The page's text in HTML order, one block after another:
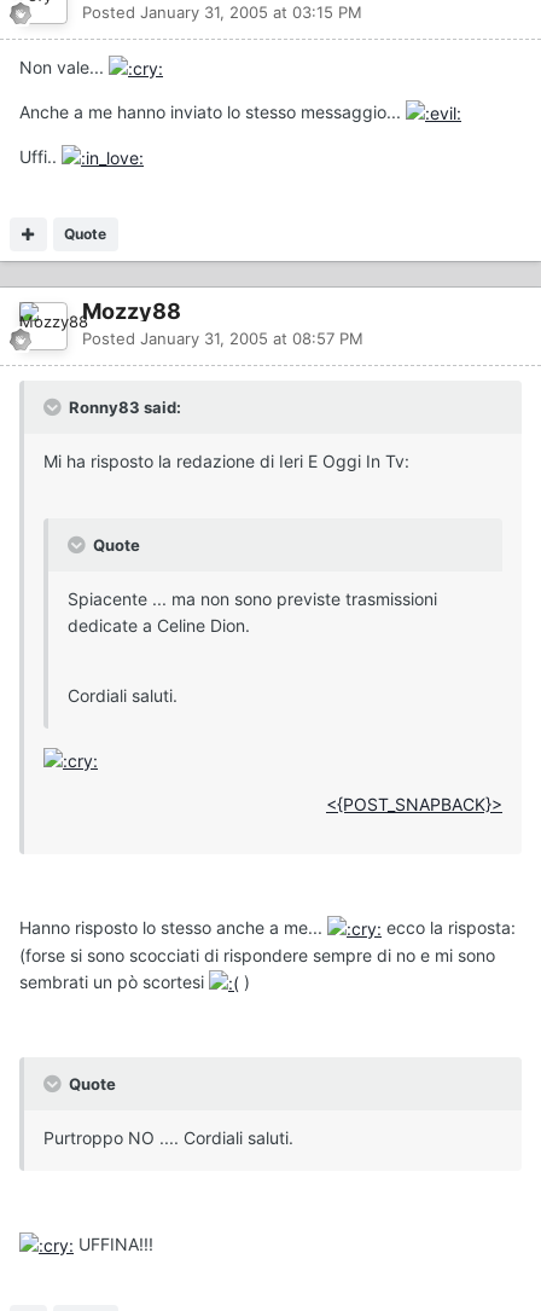
Posted January 31, 2005 at 03:15 PM
Non vale...
Anche a me hanno inviato lo stesso messaggio...
Uffi..
Quote
Mozzy88
Posted January 31, 2005 at 08:57 PM
Ronny83 said:
Mi ha risposto la redazione di Ieri E Oggi In Tv:
Quote
Spiacente ... ma non sono previste trasmissioni
dedicate a Celine Dion.
Cordiali saluti.
<{POST_SNAPBACK}>
Hanno risposto lo stesso anche a me...
ecco la risposta:
(forse si sono scocciati di rispondere sempre di no e mi sono
sembrati un pò scortesi
)
Quote
Purtroppo NO .... Cordiali saluti.
UFFINA!!!